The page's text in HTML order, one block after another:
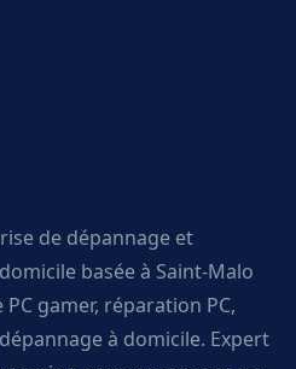
de dépannage et
basée à Saint-Malo
gamer, réparation PC,
à domicile. Expert